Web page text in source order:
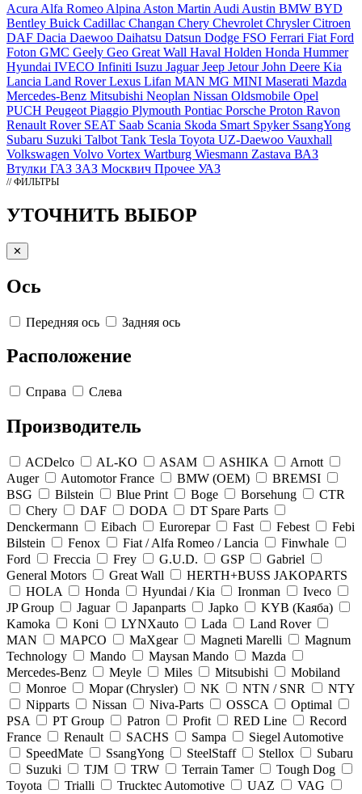
Acura Alfa Romeo Alpina Aston Martin Audi Austin BMW BYD
Bentley Buick Cadillac Changan Chery Chevrolet ChryslerCitroen
DAF Dacia Daewoo Daihatsu Datsun Dodge FSO Ferrari Fiat Ford
Foton GMC Geely Geo Great Wall Haval Holden Honda Hummer
Hyundai IVECO Infiniti Isuzu JaguarJeep JetourJohn Deere Kia
Lancia Land RoverLexus Lifan MAN MG MINI Maserati Mazda
Mercedes-Benz Mitsubishi Neoplan Nissan Oldsmobile Opel
PUCH Peugeot Piaggio Plymouth Pontiac Porsche Proton Ravon
Renault Rover SEAT Saab Scania Skoda Smart Spyker SsangYong
Subaru Suzuki Talbot Tank Tesla Toyota UZ-Daewoo Vauxhall
Volkswagen Volvo Vortex Wartburg Wiesmann Zastava ВАЗ
Втулки ГАЗ ЗАЗ Москвич Прочее УАЗ
// ФИЛЬТРЫ
УТОЧНИТЬ ВЫБОР
✕
Ось
Передняя ось Задняя ось
Расположение
Справа Слева
Производитель
ACDelco AL-KO ASAM ASHIKA
Arnott
Auger
Automotor France BMW (OEM)
BREMSI
BSG
Bilstein Blue Print Boge Borsehung
CTR
Chery
DAF DODA
DT Spare Parts
Denckermann
Eibach Eurorepar Fast Febest
Febi
Bilstein
Fenox Fiat / Alfa Romeo / Lancia
Finwhale
Ford
Freccia Frey G.U.D. GSP
Gabriel
General Motors
Great Wall
HERTH+BUSS JAKOPARTS
HOLA
Honda Hyundai / Kia Ironman
Iveco
JP Group
Jaguar Japanparts Japko
KYB (Каяба)
Kamoka
Koni LYNXauto Lada
Land Rover
MAN
MAPCO MaXgear Magneti Marelli
Magnum
Technology
Mando Maysan Mando
Mazda
Mercedes-Benz
Meyle Miles Mitsubishi
Mobiland
Monroe
Mopar (Chrysler) NK NTN / SNR
NTY
Nipparts
Nissan Niva-Parts OSSCA
Optimal
PSA
PT Group Patron Profit RED Line
Record
France
Renault SACHS Sampa
Siegel Automotive
SpeedMate
SsangYong SteelStaff Stellox
Subaru
Suzuki
TJM TRW Terrain Tamer
Tough Dog
Toyota
Trialli Trucktec Automotive UAZ
VAG